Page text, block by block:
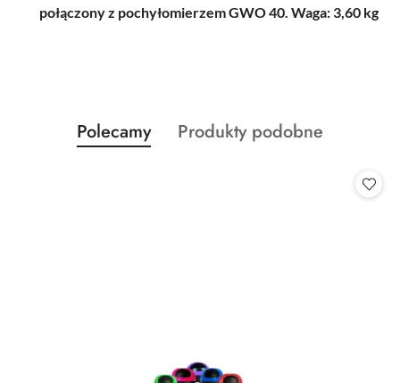
połączony z pochyłomierzem GWO 40. Waga: 3,60 kg
Pomiń karuzelę produktów
Produkty
o
Polecamy
Produkty
Produkty podobne